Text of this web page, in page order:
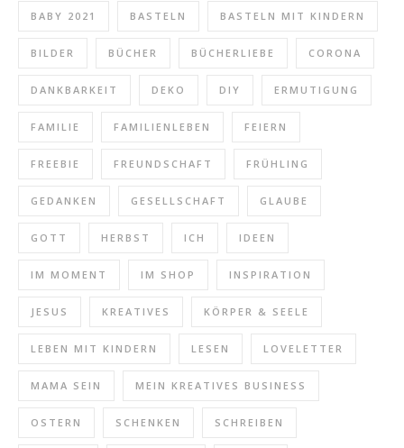
BABY 2021 BASTELN BASTELN MIT KINDERN
BILDER BÜCHER BÜCHERLIEBE CORONA
DANKBARKEIT DEKO DIY ERMUTIGUNG
FAMILIE FAMILIENLEBEN FEIERN
FREEBIE FREUNDSCHAFT FRÜHLING
GEDANKEN GESELLSCHAFT GLAUBE
GOTT HERBST ICH IDEEN
IM MOMENT IM SHOP INSPIRATION
JESUS KREATIVES KÖRPER & SEELE
LEBEN MIT KINDERN LESEN LOVELETTER
MAMA SEIN MEIN KREATIVES BUSINESS
OSTERN SCHENKEN SCHREIBEN